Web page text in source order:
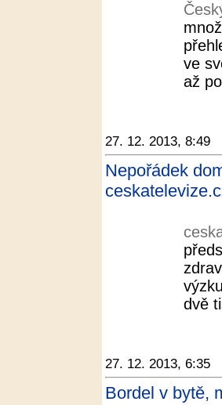
ve
až
27. 12. 2013, 8:49
Nepořádek
dvě
27. 12. 2013, 6:35
Bordel v bytě,